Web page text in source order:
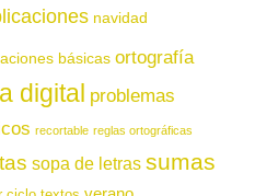
navidad
básicas ortografía
digital problemas
recortable reglas ortográficas
sopa de letras sumas